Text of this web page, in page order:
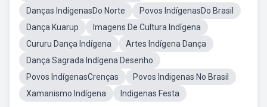
Danças IndígenasDo Norte
Povos IndígenasDo Brasil
Dança Kuarup
Imagens De Cultura Indígena
Cururu Dança Indígena
Artes Indígena Dança
Dança Sagrada Indígena Desenho
Povos IndígenasCrenças
Povos Indigenas No Brasil
Xamanismo Indígena
Indigenas Festa